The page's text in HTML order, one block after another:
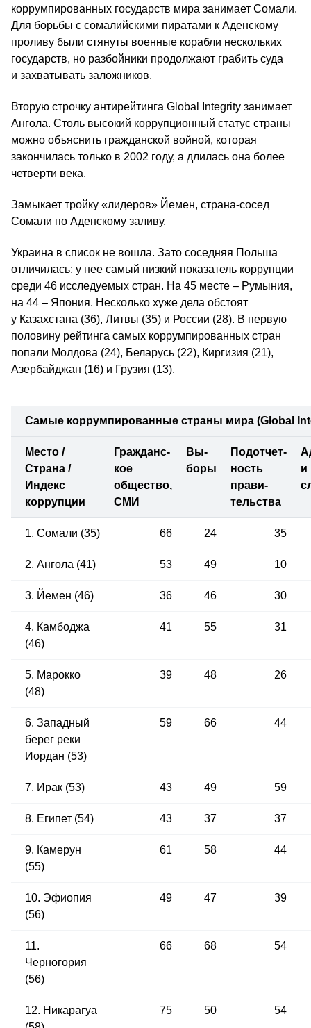
коррумпированных государств мира занимает Сомали.
Для борьбы с сомалийскими пиратами к Аденскому
проливу были стянуты военные корабли нескольких
государств, но разбойники продолжают грабить суда
и захватывать заложников.
Вторую строчку антирейтинга Global Integrity занимает
Ангола. Столь высокий коррупционный статус страны
можно объяснить гражданской войной, которая
закончилась только в 2002 году, а длилась она более
четверти века.
Замыкает тройку «лидеров» Йемен, страна-сосед
Сомали по Аденскому заливу.
Украина в список не вошла. Зато соседняя Польша
отличилась: у нее самый низкий показатель коррупции
среди 46 исследуемых стран. На 45 месте – Румыния,
на 44 – Япония. Несколько хуже дела обстоят
у Казахстана (36), Литвы (35) и России (28). В первую
половину рейтинга самых коррумпированных стран
попали Молдова (24), Беларусь (22), Киргизия (21),
Азербайджан (16) и Грузия (13).
Самые коррумпированные страны мира (Global
Место /
Страна /
Индекс
коррупции
Гражданс-
кое
общество,
СМИ
Вы-
боры
Подотчет-
ность
прави-
тельства
и
1. Сомали (35) 66 24 35
2. Ангола (41) 53 49 10
3. Йемен (46) 36 46 30
4. Камбоджа
(46)
41 55 31
5. Марокко
(48)
39 48 26
6. Западный
берег реки
Иордан (53)
59 66 44
7. Ирак (53) 43 49 59
8. Египет (54) 43 37 37
9. Камерун
(55)
61 58 44
10. Эфиопия
(56)
49 47 39
11.
Черногория
(56)
66 68 54
12. Никарагуа
75 50 54